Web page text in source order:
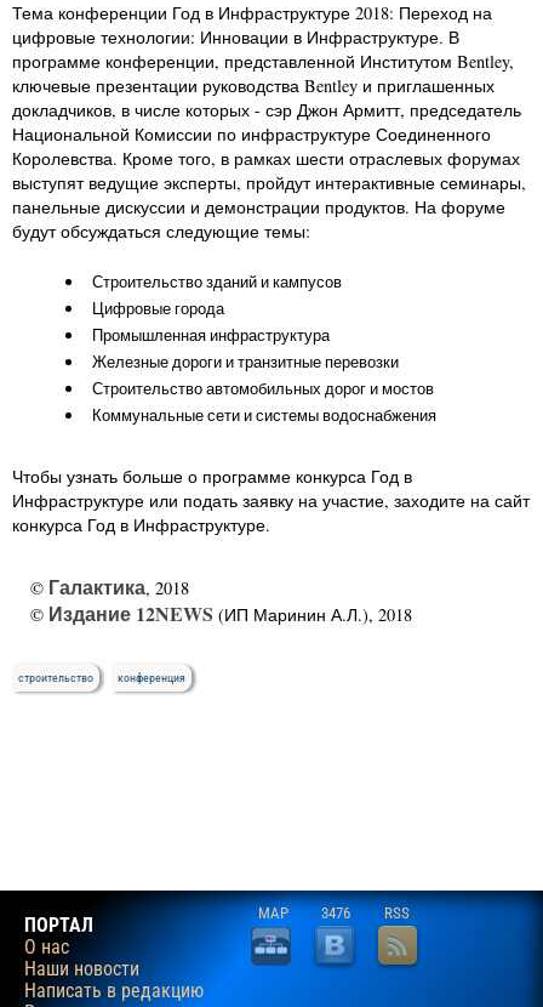
Тема конференции Год в Инфраструктуре 2018: Переход на
цифровые технологии: Инновации в Инфраструктуре. В
программе конференции, представленной Институтом Bentley,
ключевые презентации руководства Bentley и приглашенных
докладчиков, в числе которых - сэр Джон Армитт, председатель
Национальной Комиссии по инфраструктуре Соединенного
Королевства. Кроме того, в рамках шести отраслевых форумах
выступят ведущие эксперты, пройдут интерактивные семинары,
панельные дискуссии и демонстрации продуктов. На форуме
будут обсуждаться следующие темы:
Строительство зданий и кампусов
Цифровые города
Промышленная инфраструктура
Железные дороги и транзитные перевозки
Строительство автомобильных дорог и мостов
Коммунальные сети и системы водоснабжения
Чтобы узнать больше о программе конкурса Год в
Инфраструктуре или подать заявку на участие, заходите на сайт
конкурса Год в Инфраструктуре.
© Галактика, 2018
© Издание 12NEWS (ИП Маринин А.Л.), 2018
строительство конференция
ПОРТАЛ
О нас
Наши новости
Написать в редакцию
MAP 3476 RSS